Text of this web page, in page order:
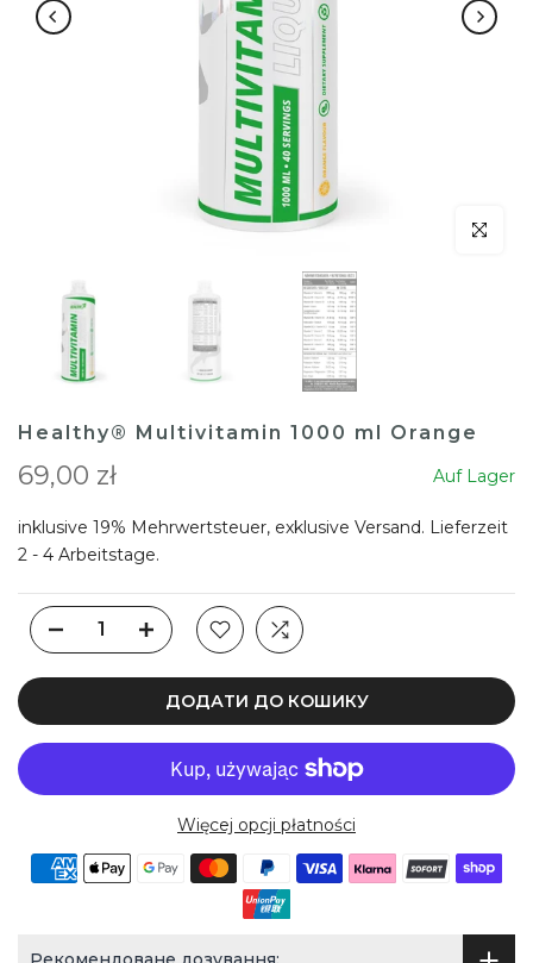
klicken
Healthy® Multivitamin 1000 ml Orange
69,00 zł Auf Lager
inklusive 19% Mehrwertsteuer, exklusive Versand. Lieferzeit
2 - 4 Arbeitstage.
ДОДАТИ ДО КОШИКУ
Więcej opcji płatności